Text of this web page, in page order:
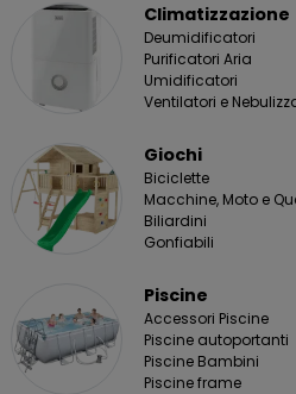
Climatizzazione
Deumidificatori
Purificatori Aria
Umidificatori
Ventilatori e
Giochi
Biciclette
Macchine, Moto e
Biliardini
Gonfiabili
Piscine
Accessori Piscine
Piscine autoportanti
Piscine Bambini
Piscine frame